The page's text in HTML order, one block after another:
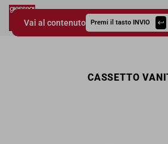
Vai al contenuto Premi il tasto INVIO
Giessegi.it
CASSETTO